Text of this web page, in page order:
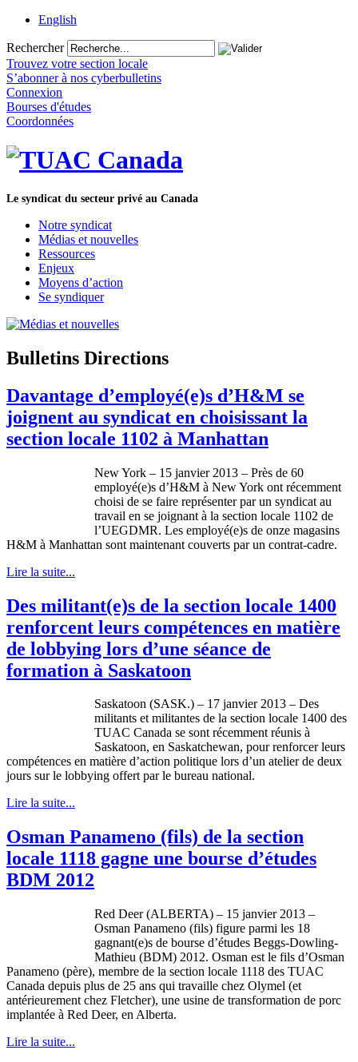
English
Rechercher
Trouvez votre section locale
S’abonner à nos cyberbulletins
Connexion
Bourses d'études
Coordonnées
Le syndicat du secteur privé au Canada
Notre syndicat
Médias et nouvelles
Ressources
Enjeux
Moyens d’action
Se syndiquer
Bulletins Directions
Davantage d’employé(e)s d’H&M se
joignent au syndicat en choisissant la
section locale 1102 à Manhattan
New York – 15 janvier2013 – Près de 60
employé(e)s d’H&M à New York ont récemment
choisi de se faire représenterpar un syndicat au
travail en se joignant à la section locale 1102 de
l’UEGDMR. Les employé(e)s de onze magasins
H&M à Manhattan sont maintenant couverts par un contrat-cadre.
Lire la suite...
Des militant(e)s de la section locale 1400
renforcent leurs compétences en matière
de lobbying lors d’une séance de
formation à Saskatoon
Saskatoon (SASK.) – 17 janvier2013 – Des
militants etmilitantes de la section locale 1400 des
TUAC Canada se sont récemment réunis à
Saskatoon, en Saskatchewan, pourrenforcer leurs
compétences en matière d’action politique lors d’un atelier de deux
jours surle lobbying offertpar le bureau national.
Lire la suite...
Osman Panameno (fils) de la section
locale 1118 gagne une bourse d’études
BDM 2012
Red Deer (ALBERTA) – 15 janvier2013 –
Osman Panameno (fils) figure parmi les 18
gagnant(e)s de bourse d’études Beggs-Dowling-
Mathieu (BDM) 2012. Osman est le fils d’Osman
Panameno (père), membre de la section locale 1118 des TUAC
Canada depuis plus de 25 ans qui travaille chez Olymel (et
antérieurement chez Fletcher), une usine de transformation de porc
implantée à Red Deer, en Alberta.
Lire la suite...